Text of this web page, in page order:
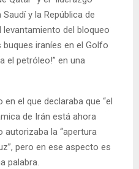
y la República de
levantamiento del bloqueo
iraníes en el Golfo
el petróleo!” en una
el que declaraba que “el
de Irán está ahora
autorizaba la “apertura
pero en ese aspecto es
palabra.